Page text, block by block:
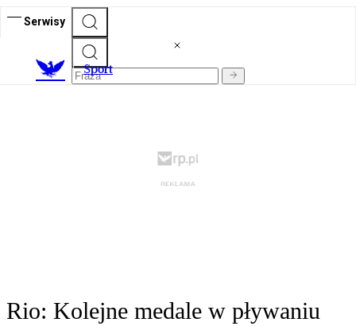
Serwisy
Sport
Rio: Kolejne medale w pływaniu